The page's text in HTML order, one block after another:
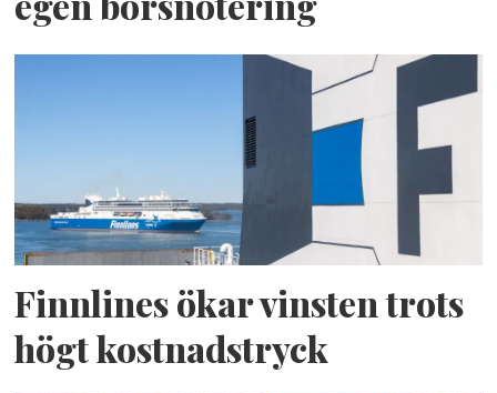
Finnlines ökar vinsten trots
högt kostnadstryck